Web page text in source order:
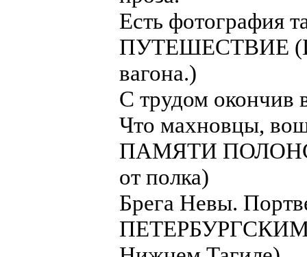
Есть фотография
ПУТЕШЕСТВИЕ
вагона.)
С трудом окончив
Что махновцы,
ПАМЯТИ
от полка)
Брега Невы.